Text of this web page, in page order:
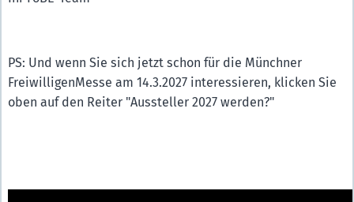
PS: Und wenn Sie sich jetzt schon für die Münchner
FreiwilligenMesse am 14.3.2027 interessieren, klicken Sie
oben auf den Reiter "Aussteller 2027 werden?"